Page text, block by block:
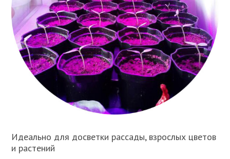
Идеально для досветки рассады, взрослых цветов
и растений